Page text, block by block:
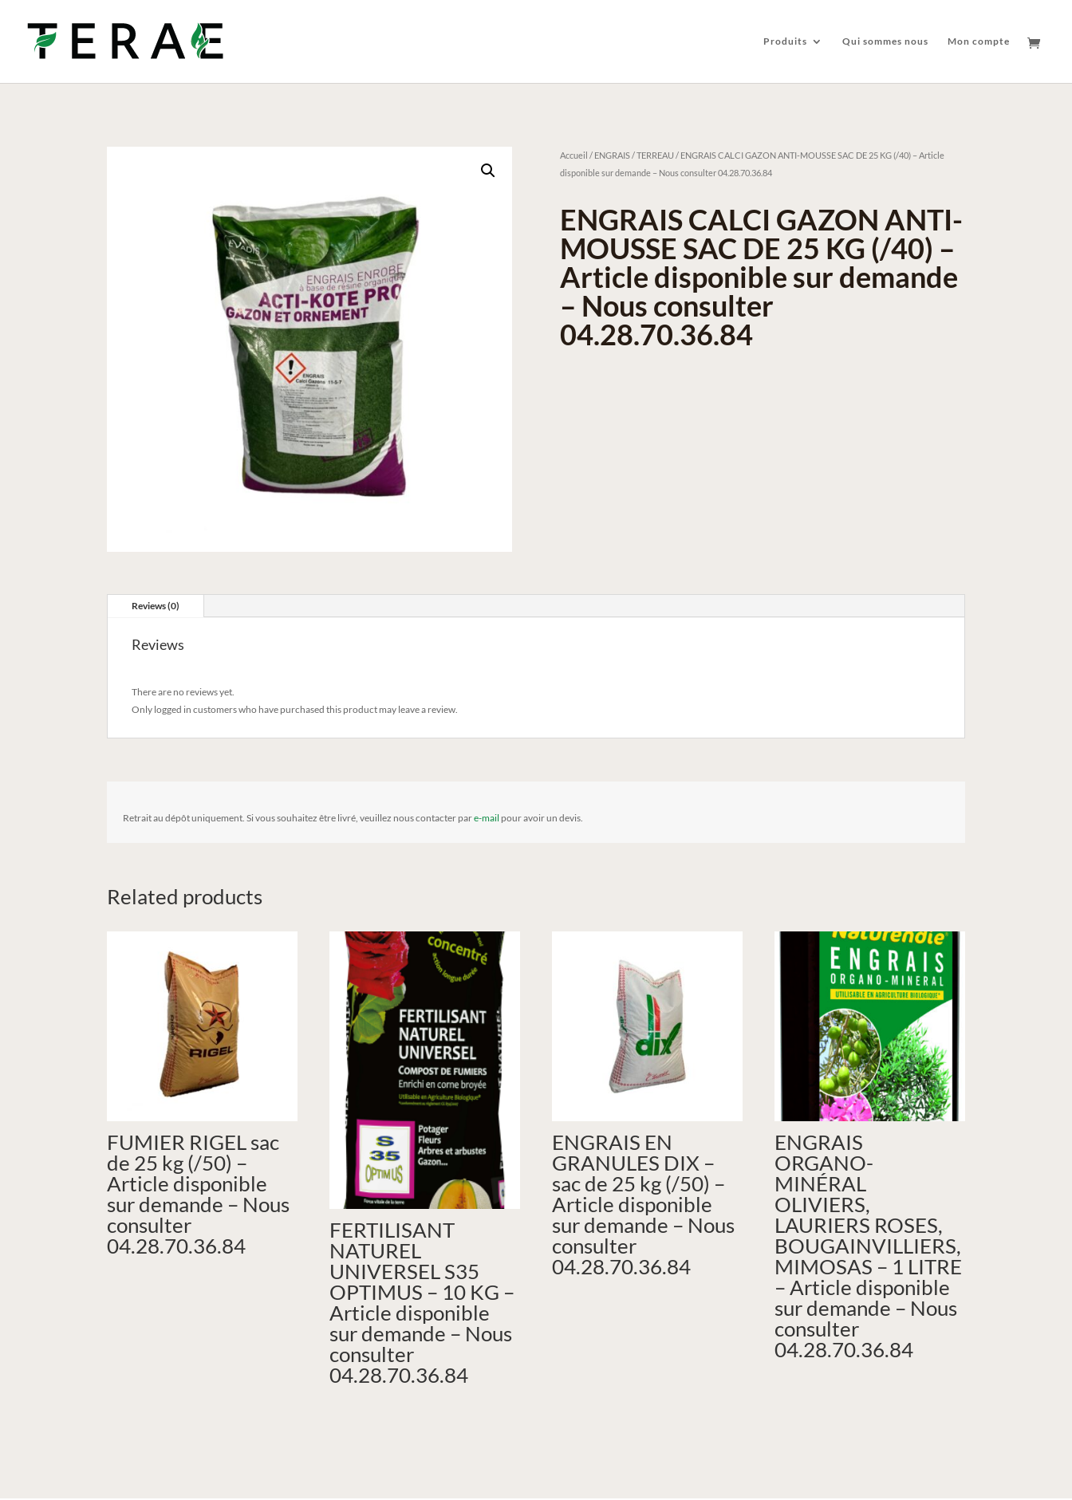
Produits Qui sommes nous Mon compte
Accueil / ENGRAIS / TERREAU / ENGRAIS CALCI GAZON ANTI-MOUSSE SAC DE 25 KG (/40) – Article
disponible sur demande – Nous consulter 04.28.70.36.84
ENGRAIS CALCI GAZON ANTI-
MOUSSE SAC DE 25 KG (/40) –
Article disponible sur demande
– Nous consulter
04.28.70.36.84
Reviews (0)
Reviews
There are no reviews yet.
Only logged in customers who have purchased this product may leave a review.
Retrait au dépôt uniquement. Si vous souhaitez être livré, veuillez nous contacter pare-mail pour avoir un devis.
Related products
FUMIER RIGEL sac
de 25 kg (/50) –
Article disponible
sur demande – Nous
consulter
04.28.70.36.84
FERTILISANT
NATUREL
UNIVERSEL S35
OPTIMUS – 10 KG –
Article disponible
sur demande – Nous
consulter
04.28.70.36.84
ENGRAIS EN
GRANULES DIX –
sac de 25 kg (/50) –
Article disponible
sur demande – Nous
consulter
04.28.70.36.84
ENGRAIS
ORGANO-
MINÉRAL
OLIVIERS,
LAURIERS ROSES,
BOUGAINVILLIERS,
MIMOSAS – 1 LITRE
– Article disponible
sur demande – Nous
consulter
04.28.70.36.84